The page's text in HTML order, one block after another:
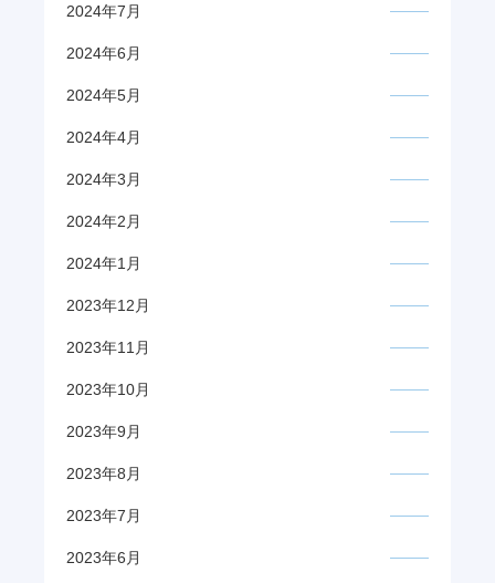
2024年7月
2024年6月
2024年5月
2024年4月
2024年3月
2024年2月
2024年1月
2023年12月
2023年11月
2023年10月
2023年9月
2023年8月
2023年7月
2023年6月